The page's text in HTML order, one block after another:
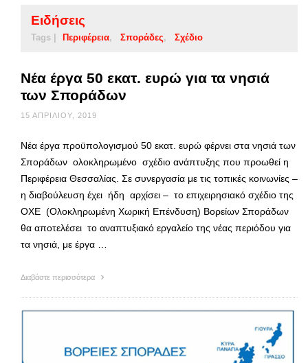
Ειδήσεις
Tags | Περιφέρεια Σποράδες Σχέδιο
Νέα έργα 50 εκατ. ευρώ για τα νησιά
των Σποράδων
15 ΑΠΡΙΛΊΟΥ, 2019
Νέα έργα προϋπολογισμού 50 εκατ. ευρώ φέρνει στα νησιά των
Σποράδων ολοκληρωμένο σχέδιο ανάπτυξης που προωθεί η
Περιφέρεια Θεσσαλίας. Σε συνεργασία με τις τοπικές κοινωνίες –
η διαβούλευση έχει ήδη αρχίσει – το επιχειρησιακό σχέδιο της
ΟΧΕ (Ολοκληρωμένη Χωρική Επένδυση) Βορείων Σποράδων
θα αποτελέσει το αναπτυξιακό εργαλείο της νέας περιόδου για
τα νησιά, με έργα …
Διαβάστε περισσότερα